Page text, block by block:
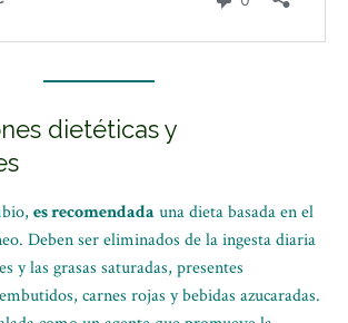
dietéticas y
es recomendada una dieta basada en el
Deben ser eliminados de la ingesta diaria
y las grasas saturadas, presentes
carnes rojas y bebidas azucaradas.